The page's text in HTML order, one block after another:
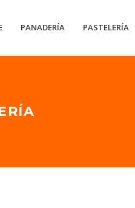
PANADERÍA PASTELERÍA